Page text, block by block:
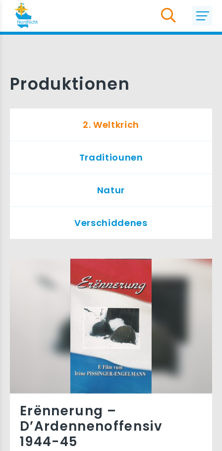
Produktionen
2. Weltkrich
Traditiounen
Natur
Verschiddenes
Erënnerung –
D’Ardennenoffensiv
1944-45